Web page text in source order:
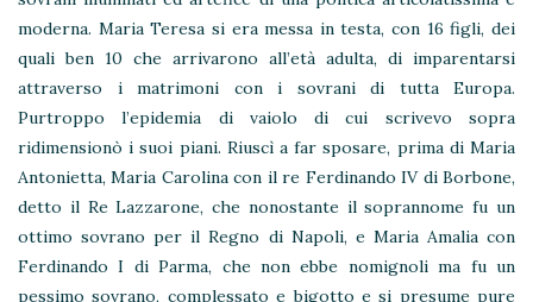
moderna. Maria Teresa si era messa in testa, con 16 figli, dei
quali ben 10 che arrivarono all’età adulta, di imparentarsi
attraverso i matrimoni con i sovrani di tutta Europa.
Purtroppo l’epidemia di vaiolo di cui scrivevo sopra
ridimensionò i suoi piani. Riuscì a far sposare, prima di Maria
Antonietta, Maria Carolina con il re Ferdinando IV di Borbone,
detto il Re Lazzarone, che nonostante il soprannome fu un
ottimo sovrano per il Regno di Napoli, e Maria Amalia con
Ferdinando I di Parma, che non ebbe nomignoli ma fu un
pessimo sovrano, complessato e bigotto e si presume pure